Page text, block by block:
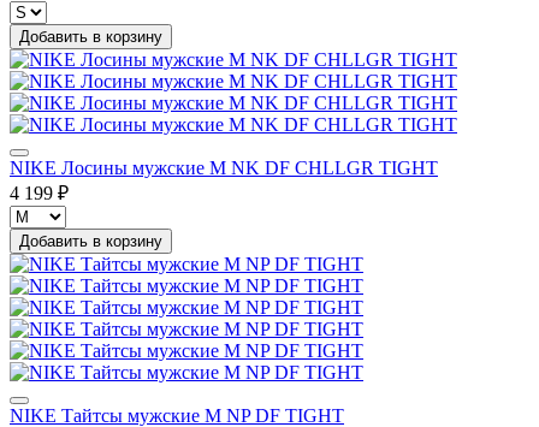
Добавить в корзину
NIKE Лосины мужские M NK DF CHLLGR TIGHT
4 199 ₽
Добавить в корзину
NIKE Тайтсы мужские M NP DF TIGHT